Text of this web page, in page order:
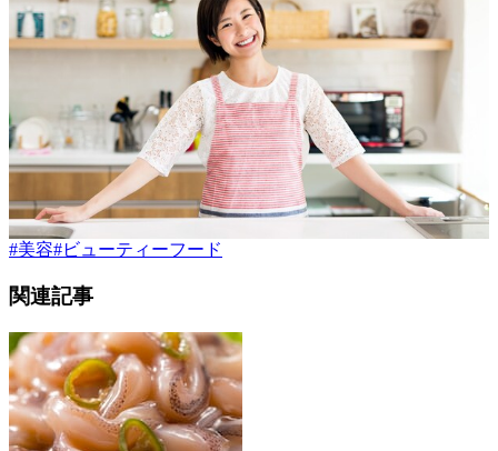
#美容#ビューティーフード
関連記事